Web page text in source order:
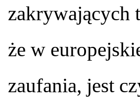
zakrywających
że w
zaufania, jest